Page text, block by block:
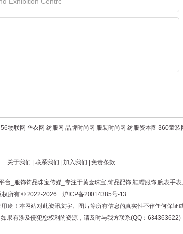
56物联网 华衣网 纺服网 品牌时尚网 服装时尚网 纺服资本圈 360童装
关于我们 联系我们 加入我们 免责条款
台_服饰饰品珠宝传媒_专注于黄金珠宝,饰品配饰,鞋帽服饰,腕表手表,
权所有 © 2022-2026 沪ICP备20014385号-13
途！本网站对此资讯文字、图片等所有信息的真实性不作任何保
果有涉及侵犯您权利的资源，请及时与我方联系(QQ：634363622)